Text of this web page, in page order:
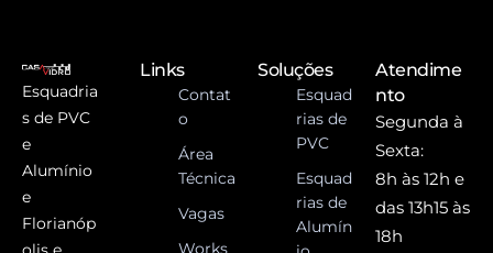
Esquadria
s de PVC
e
Alumínio
e
Florianóp
Links
Contat
o
Área
Técnica
Vagas
Works
Soluções
Esquad
rias de
PVC
Esquad
rias de
Alumín
Atendime
nto
Segunda à
Sexta:
8h às 12h e
das 13h15 às
18h